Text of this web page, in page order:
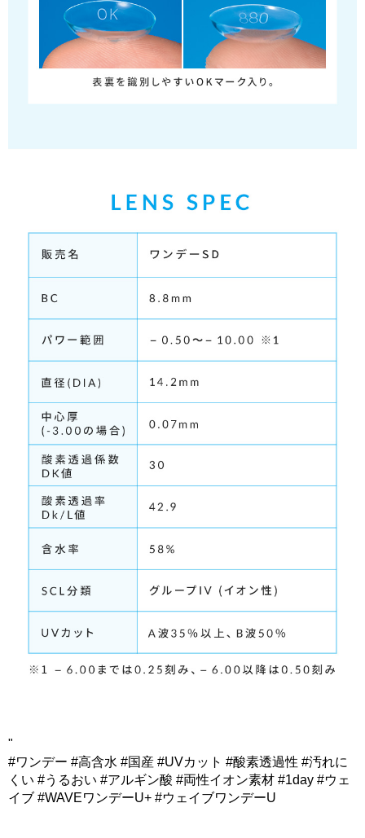
"
#ワンデー #高含水 #国産 #UVカット #酸素透過性 #汚れに
くい #うるおい #アルギン酸 #両性イオン素材 #1day #ウェ
イブ #WAVEワンデーU+ #ウェイブワンデーU